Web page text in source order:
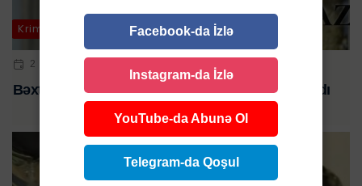
Kriminal
2 OKT 2023 | 18:30
Bəxtiyar Hacıyevin həbs müddəti yenidən uzadıldı
Facebook-da İzlə
Instagram-da İzlə
YouTube-da Abunə Ol
Telegram-da Qoşul